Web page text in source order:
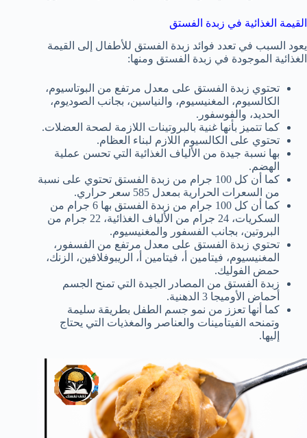
القيمة الغذائية في زبدة الفستق
يعود السبب في تعدد فوائد زبدة الفستق للأطفال إلى القيمة
الغذائية الموجودة في زبدة الفستق ومنها:
تحتوي زبدة الفستق على معدل مرتفع من البوتاسيوم،
الكالسيوم، المغنيسيوم، والنياسين، بجانب الصوديوم،
الحديد، والفوسفور.
كما تتميز بأنها غنية بالبروتينات اللازمة لصحة العضلات.
تحتوي على الكالسيوم اللازم لبناء العظام.
بها نسبة جيدة من الألياف الغذائية التي تحسن عملية
الهضم.
كما أن كل 100 جرام من زبدة الفستق تحتوي على نسبة
من السعرات الحرارية بمعدل 585 سعر حراري.
كما أن كل 100 جرام من زبدة الفستق بها 6 جرام من
السكريات، 24 جرام من الألياف الغذائية، 22 جرام من
البروتين، بجانب الفسفور والمغنيسيوم.
تحتوي زبدة الفستق على معدل مرتفع من الفسفور،
المغنيسيوم، فيتامين أ، فيتامين أ، الريبوفلافين، الزنك،
حمض الفوليك.
زبدة الفستق من المصادر الجيدة التي تمنح الجسم
أحماض الأوميجا 3 الدهنية.
كما أنها تعزز من نمو جسم الطفل بطريقة سليمة
وتمنحه الفيتامينات والعناصر والمغذيات التي يحتاج
إليها.